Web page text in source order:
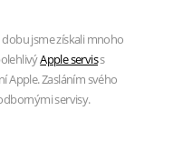
jsme získali mnoho
Apple serviss
Apple. Zasláním svého
servisy.